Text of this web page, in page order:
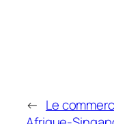
← Le